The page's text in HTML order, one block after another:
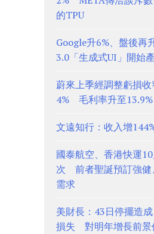
的TPU
Google升6%、盤後
3.0「生成式UI」開始
蔚來上季經調整虧損
4% 毛利率升至13.9%
文遠知行：收入增
國泰航空、香港快運
次 前者聖誕預訂強健
需求
美財長：43日停擺造
損失 對明年增長前景